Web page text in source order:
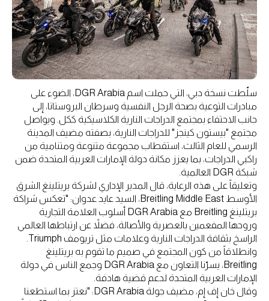
سلّطت نسخة دبي، التي حملت اسم DGR Arabia، الضوء على
مبادرات التوعية بصحة الرجل النفسية وسرطان البروستاتا، إلى
جانب الاحتفاء بمجتمع الدراجات النارية الكلاسيكية ككل. ويواصل
مجتمع "بيستون كينجز" للدراجات النارية، بصفته مضيف المدينة
الرسمي للعام الثالث، استقطاب مجموعة متنوعة ومتنامية من
راكبي الدراجات، بما يعزز مكانة دولة الإمارات العربية المتحدة ضمن
شبكة DGR العالمية.
وتعليقاً على هذه الرعاية، قال المدير الإداري لشركة بريتلينغ الشرق
الأوسط Breitling Middle East، السيد عايد عدوان: "تعكس شراكة
بريتلينغ Breitling مع DGR Arabia أسلوب العلامة التجارية
وروحها المفعمين بالعصرية والأصالة، فضلاً عن ارتباطها العالمي
وانطلاقاً من كون المجتمع في صميم ما تقوم به بريتلينغ
Breitling، يسرّنا التعاون مع DGR Arabia وجمع الناس في دولة
الإمارات العربية المتحدة لدعم قضية هادفة.
وقال خان إف إم، مضيف جولة DGR Arabia: "نعتز بما استطعنا